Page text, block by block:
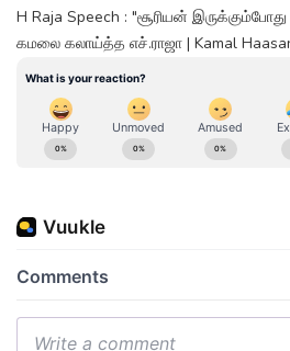
H Raja Speech : "சூரியன்
கமலை கலாய்த்த எச்.ராஜா | Kamal